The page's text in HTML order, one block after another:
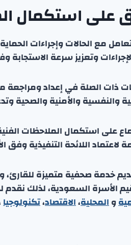
على استكمال
مع الحالات وإجراءات
وتعزيز سرعة الاستجابة
ذات الصلة في إعداد ومراجعة
والنفسية والأمنية والصحية
على استكمال الملاحظات
لاعتماد اللائحة التنفيذية وفق
خدمة صحفية متميزة للقارئ،
الأسرة السعودية، لذلك
والمحلية،الاقتصاد،تكنولوجيا